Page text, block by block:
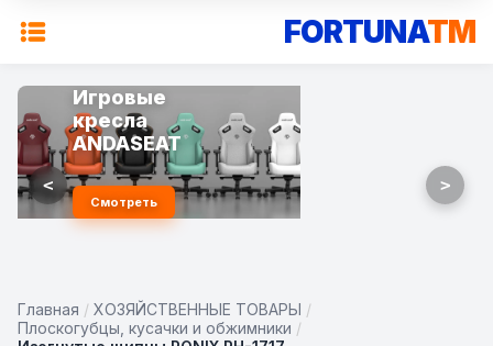
FORTUNATM
Игровые
кресла
ANDASEAT
Смотреть
< >
Главная / ХОЗЯЙСТВЕННЫЕ ТОВАРЫ /
Плоскогубцы, кусачки и обжимники /